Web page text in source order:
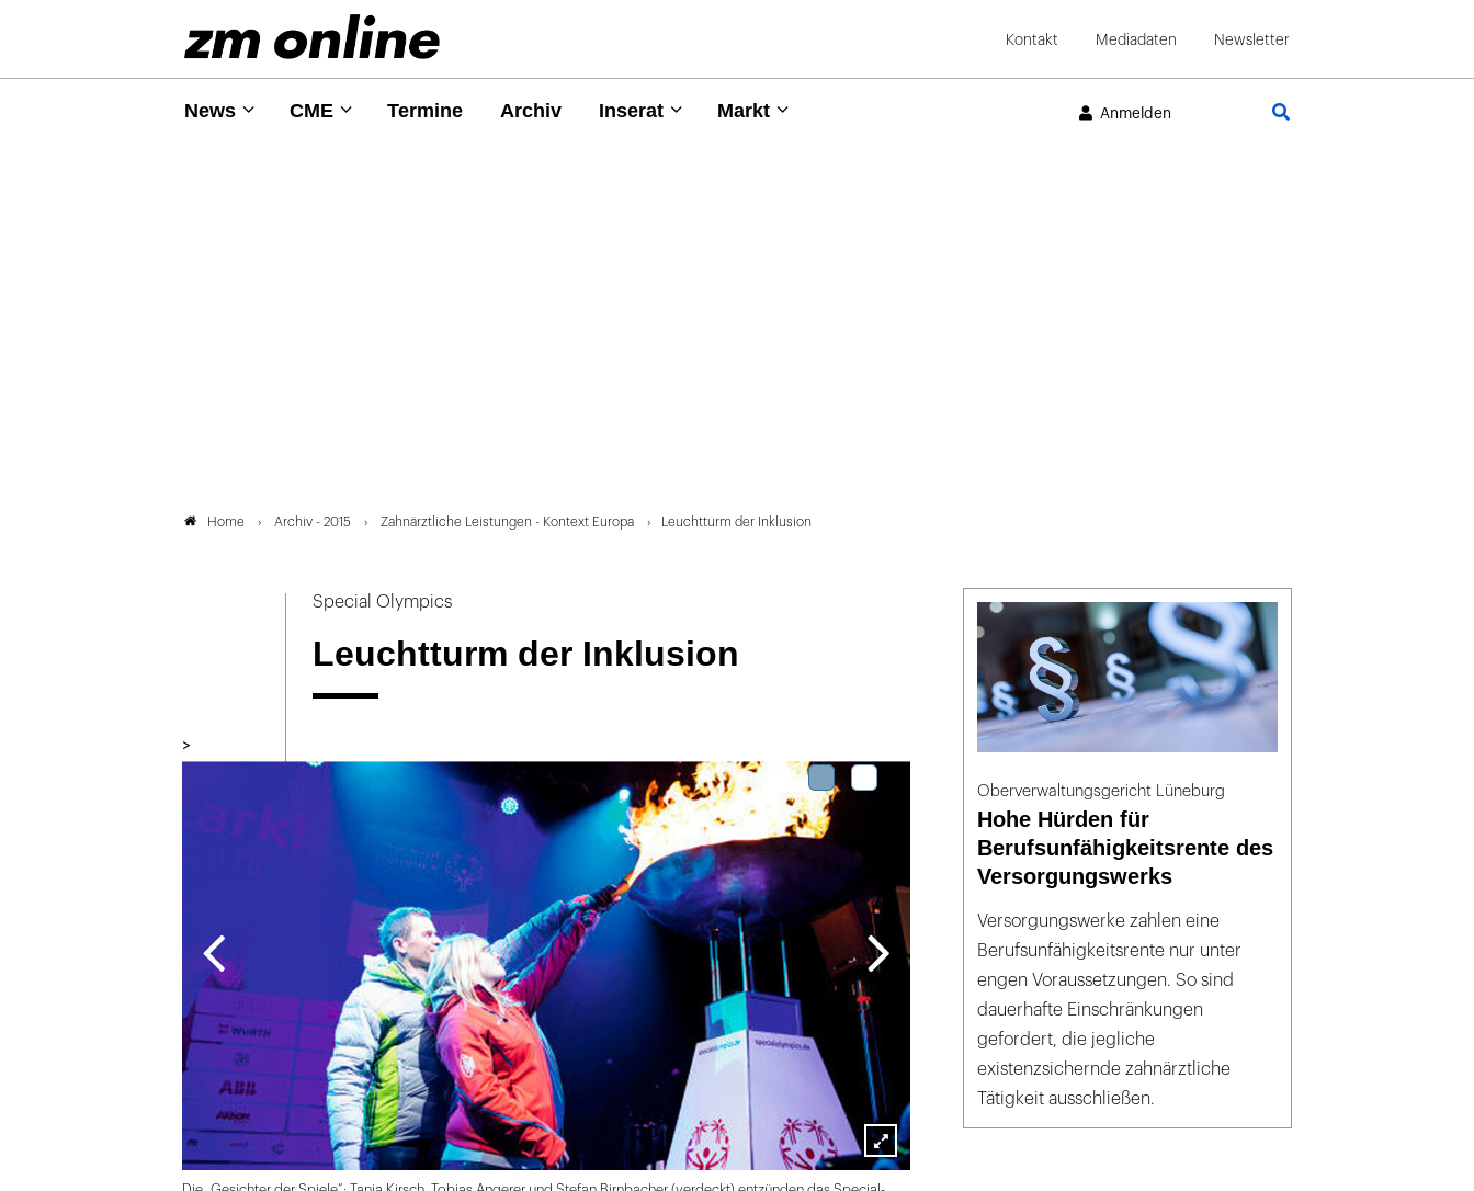
Kontakt Mediadaten Newsletter
News CME Termine Archiv Inserat Markt Anmelden
Home Archiv - 2015 Zahnärztliche Leistungen - Kontext Europa Leuchtturm der Inklusion
Special Olympics
Leuchtturm der Inklusion
>
Lightbox
Oberverwaltungsgericht Lüneburg
Hohe Hürden für
Berufsunfähigkeitsrente des
Versorgungswerks
Versorgungswerke zahlen eine
Berufsunfähigkeitsrente nur unter
engen Voraussetzungen. So sind
dauerhafte Einschränkungen
gefordert, die jegliche
existenzsichernde zahnärztliche
Tätigkeit ausschließen.